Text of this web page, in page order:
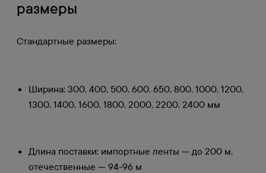
размеры
Стандартные размеры:
Ширина: 300, 400, 500, 600, 650, 800, 1000, 1200,
1300, 1400, 1600, 1800, 2000, 2200, 2400 мм
Длина поставки: импортные ленты — до 200 м,
отечественные — 94-96 м